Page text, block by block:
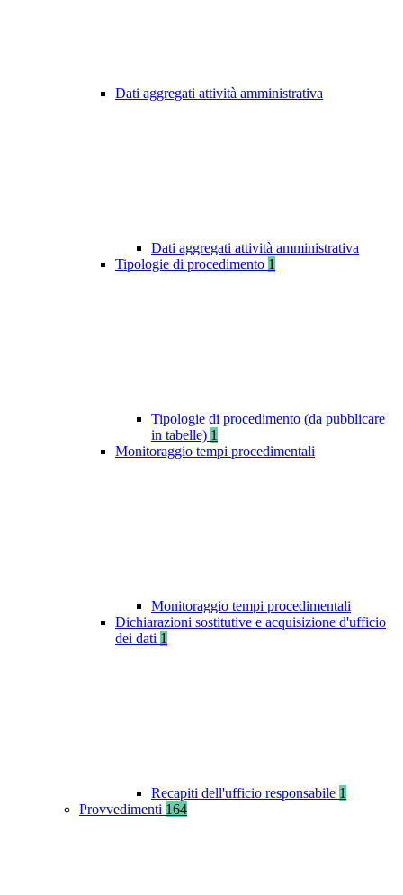
Dati aggregati attività amministrativa
Dati aggregati attività amministrativa
Tipologie di procedimento 1
Tipologie di procedimento (da pubblicare
in tabelle) 1
Monitoraggio tempi procedimentali
Monitoraggio tempi procedimentali
Dichiarazioni sostitutive e acquisizione d'ufficio
dei dati 1
Recapiti dell'ufficio responsabile 1
Provvedimenti 164